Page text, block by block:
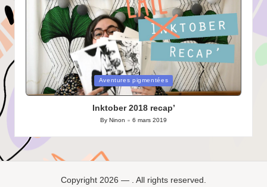
Posted
in
Aventures pigmentées
Inktober 2018 recap’
Posted
By Ninon 6 mars 2019
Copyright 2026 — . All rights reserved.